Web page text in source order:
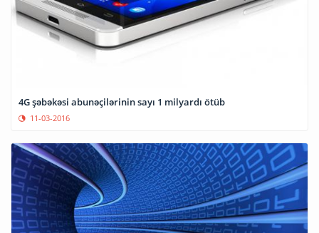
4G şəbəkəsi abunəçilərinin sayı 1 milyardı ötüb
11-03-2016